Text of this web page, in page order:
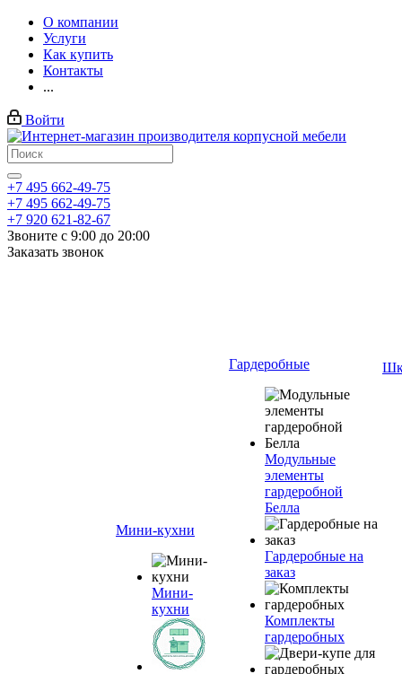
О компании
Услуги
Как купить
Контакты
...
Войти
+7 495 662-49-75
+7 495 662-49-75
+7 920 621-82-67
Звоните с 9:00 до 20:00
Заказать звонок
Мини-кухни
Мини-
кухни
Гардеробные
Модульные
элементы
гардеробной
Белла
Гардеробные на
заказ
Комплекты
гардеробных